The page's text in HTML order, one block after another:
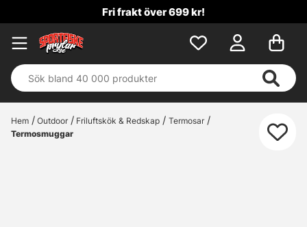
Fri frakt över 699 kr!
Hem Outdoor Friluftskök & Redskap
Termosar
Termosmuggar